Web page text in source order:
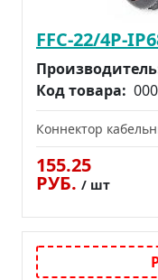
FFC-22/4Р-
Код товара:
Коннектор
155.25
РУБ. / шт